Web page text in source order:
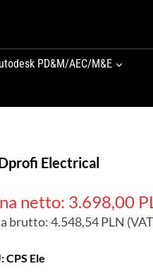
PD&M/AEC/M&E
Electrical
netto: 3.698,00
brutto:4.548,54PLN
CPS Ele